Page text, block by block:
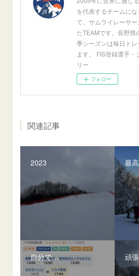
を代表するチームに
て、サムライレーサ
たTEAMです。長野県
季シーズンは毎日ト
ます。 FIS登録選手
リー
フォロー
関連記事
2023 最高
自分で… 頑